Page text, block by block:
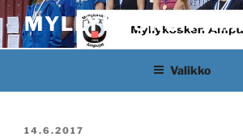
Siirry
sisältöönMYLLYKOSKEN
Valikko
JULKAISTU
14.6.2017